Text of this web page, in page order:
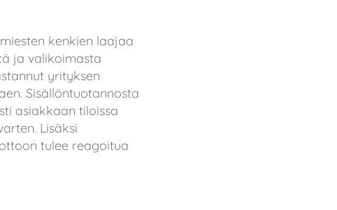
kenkien laajaa
ja valikoimasta
yrityksen
Sisällöntuotannosta
asiakkaan tiloissa
Lisäksi
tulee reagoitua